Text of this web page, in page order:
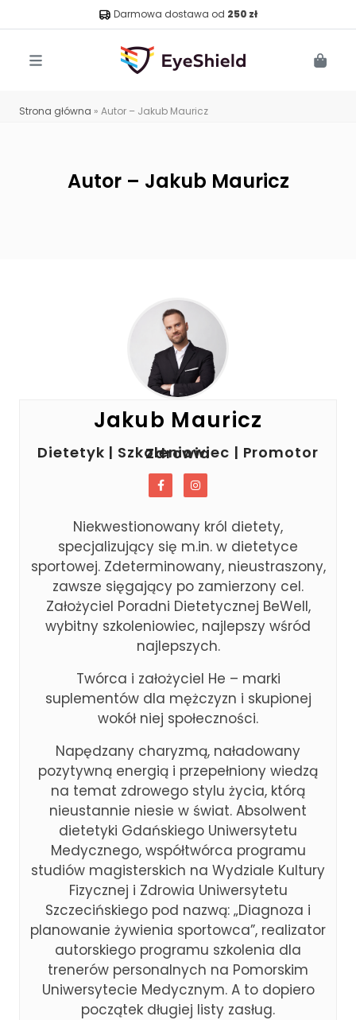
Darmowa dostawa od 250 zł
Strona główna » Autor – Jakub Mauricz
Autor – Jakub Mauricz
Jakub Mauricz
Dietetyk | Szkoleniowiec | Promotor Zdrowia
Niekwestionowany król dietety,
specjalizujący się m.in. w dietetyce
sportowej. Zdeterminowany, nieustraszony,
zawsze sięgający po zamierzony cel.
Założyciel Poradni Dietetycznej BeWell,
wybitny szkoleniowiec, najlepszy wśród
najlepszych.
Twórca i założyciel He – marki
suplementów dla mężczyzn i skupionej
wokół niej społeczności.
Napędzany charyzmą, naładowany
pozytywną energią i przepełniony wiedzą
na temat zdrowego stylu życia, którą
nieustannie niesie w świat. Absolwent
dietetyki Gdańskiego Uniwersytetu
Medycznego, współtwórca programu
studiów magisterskich na Wydziale Kultury
Fizycznej i Zdrowia Uniwersytetu
Szczecińskiego pod nazwą: „Diagnoza i
planowanie żywienia sportowca”, realizator
autorskiego programu szkolenia dla
trenerów personalnych na Pomorskim
Uniwersytecie Medycznym. A to dopiero
początek długiej listy zasług.